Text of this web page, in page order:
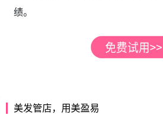
绩。
美发管店，用美盈易